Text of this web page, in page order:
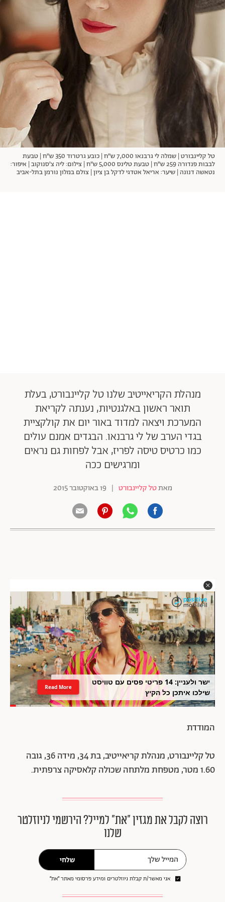
תרבות ופנאי
הפקות אופנה
בריאות
קריירה
יחסים
משפחה
חופש
תוכן מקודם
מי אנחנו
תנאי שימוש
מדיניות פרטיות
הצהרת נגישות
שירות לקוחות למנויים
כתבו לנו
© יובל סיגלר תקשורת בע"מ 2026
Designed, Developed and Powered by
טל קליינבורט | שמלה לי גרבנאו 7,000 ש"ח | כובע גרטרוד 350 ש"ח | טבעת
לבבות פנדורה 259 ש"ח | טבעת טלינס 5,000 ש"ח | צילום: ליה צ'סנוקוב | איפור:
נטאשה דנונה | שיער: אריאל אטדגי לדקל בן ציון | צולם במלון נורמן בתל-אביב
מנהלת הקריאייטיב שלנו טל קליינבורט, בעלת
תואר ראשון באלגנטיות, נענתה לקריאת
המערכת ויצאה למדוד באור יום את קולקציית
בגדי הערב של לי גרבנאו. הבגדים אמנם עולים
כמו כרטיס טיסה לפריז, אבל לפחות גם נראים
ומרגישים ככה
מאתטל קליינבורט | 19 באוקטובר 2015
ישר ולעניין: 14 פריטי פסים עם טוויסט
שילכו איתכן כל הקיץ
Read More
המודדת
טל קליינבורט, מנהלת קריאייטיב, בת 34, מידה 36, גובה
1.60 מטר, מטפחת מלתחה שכולה קלאסיקה צרפתית.
רוצה לקבל את מגזין ״את״ למייל? הירשמי לניוזלטר
שלנו
שלחי
אני מאשר/ת קבלת ניוזלטרים ומידע פרסומי מאתר ״את״